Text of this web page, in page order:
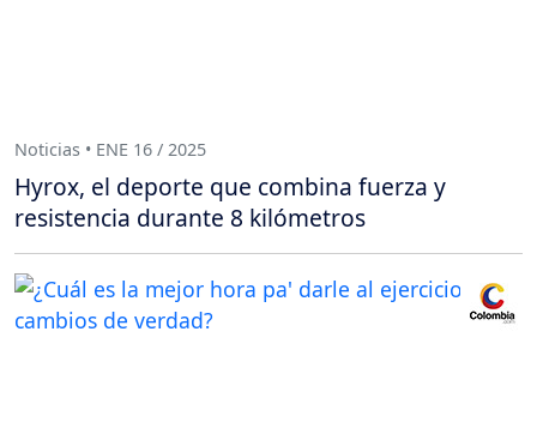
Noticias • ENE 16 / 2025
Hyrox, el deporte que combina fuerza y
resistencia durante 8 kilómetros